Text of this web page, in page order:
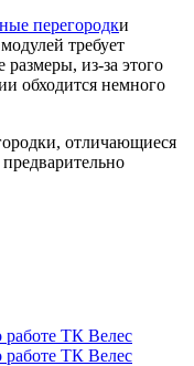
перегородки
требует
из-за этого
обходится немного
отличающиеся